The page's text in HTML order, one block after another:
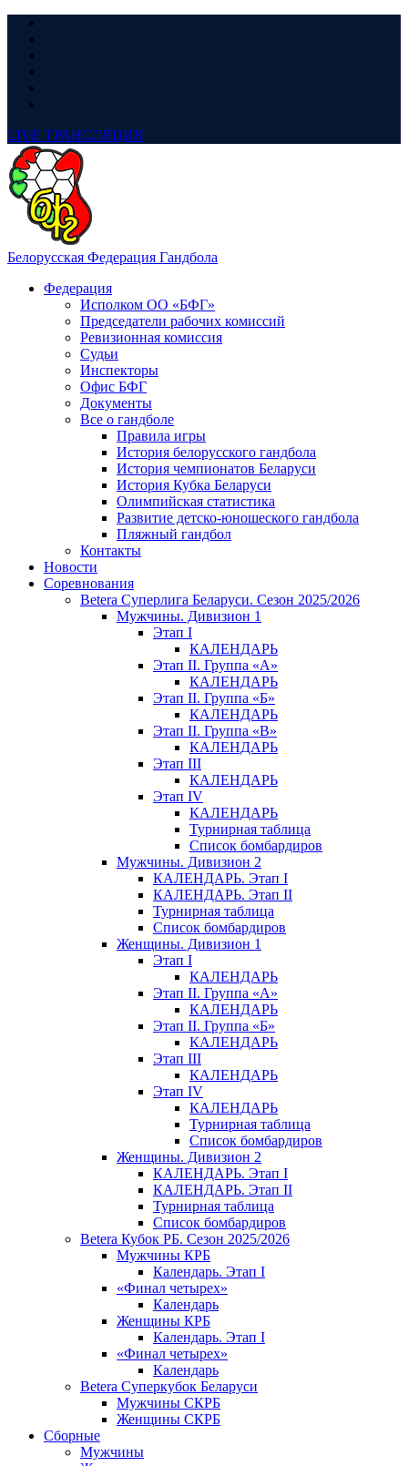
LIVE ТРАНСЛЯЦИЯ
Белорусская Федерация Гандбола
Федерация
Исполком ОО «БФГ»
Председатели рабочих комиссий
Ревизионная комиссия
Судьи
Инспекторы
Офис БФГ
Документы
Все о гандболе
Правила игры
История белорусского гандбола
История чемпионатов Беларуси
История Кубка Беларуси
Олимпийская статистика
Развитие детско-юношеского гандбола
Пляжный гандбол
Контакты
Новости
Соревнования
Betera Суперлига Беларуси. Сезон 2025/2026
Мужчины. Дивизион 1
Этап I
КАЛЕНДАРЬ
Этап II. Группа «А»
КАЛЕНДАРЬ
Этап II. Группа «Б»
КАЛЕНДАРЬ
Этап II. Группа «В»
КАЛЕНДАРЬ
Этап III
КАЛЕНДАРЬ
Этап IV
КАЛЕНДАРЬ
Турнирная таблица
Список бомбардиров
Мужчины. Дивизион 2
КАЛЕНДАРЬ. Этап I
КАЛЕНДАРЬ. Этап II
Турнирная таблица
Список бомбардиров
Женщины. Дивизион 1
Этап I
КАЛЕНДАРЬ
Этап II. Группа «А»
КАЛЕНДАРЬ
Этап II. Группа «Б»
КАЛЕНДАРЬ
Этап III
КАЛЕНДАРЬ
Этап IV
КАЛЕНДАРЬ
Турнирная таблица
Список бомбардиров
Женщины. Дивизион 2
КАЛЕНДАРЬ. Этап I
КАЛЕНДАРЬ. Этап II
Турнирная таблица
Список бомбардиров
Betera Кубок РБ. Сезон 2025/2026
Мужчины КРБ
Календарь. Этап I
«Финал четырех»
Календарь
Женщины КРБ
Календарь. Этап I
«Финал четырех»
Календарь
Betera Суперкубок Беларуси
Мужчины СКРБ
Женщины СКРБ
Сборные
Мужчины